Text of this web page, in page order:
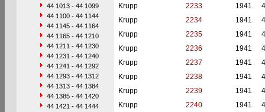
44 1013 - 44 1099
44 1100 - 44 1144
44 1145 - 44 1164
44 1165 - 44 1210
44 1211 - 44 1230
44 1231 - 44 1240
44 1241 - 44 1292
44 1293 - 44 1312
44 1313 - 44 1384
44 1385 - 44 1420
44 1421 - 44 1444
Krupp
2233 1941
Krupp
2234 1941
Krupp
2235 1941
Krupp
2236 1941
Krupp
2237 1941
Krupp
2238 1941
Krupp
2239 1941
Krupp
2240 1941